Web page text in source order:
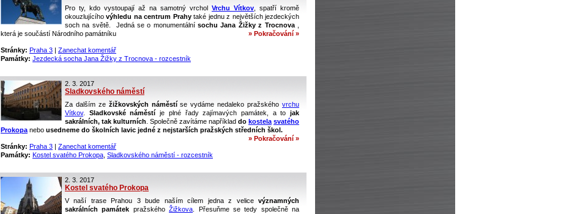
Pro ty, kdo vystoupají až na samotný vrchol Vrchu Vítkov , spatří kromě
okouzlujícíhovýhledu na centrum Prahytaké jednu z největších jezdeckých
soch na světě. Jedná se o monumentálnísochu Jana Žižky z Trocnova,
která je součástí Národního památníku
» Pokračování »
Stránky: Praha 3 | Zanechat komentář
Památky: Jezdecká socha Jana Žižky z Trocnova - rozcestník
2. 3. 2017
Sladkovského náměstí
Za dalším ze žižkovských náměstíse vydáme nedaleko pražskéhovrchu
Vítkov. Sladkovské náměstí je plné řady zajímavých památek, a tojak
sakrálních, tak kulturních . Společně zavítáme například do kostela svatého
Prokopa nebo usedneme do školních lavic jedné z nejstarších pražských středních škol.
» Pokračování »
Stránky: Praha 3 | Zanechat komentář
Památky: Kostel svatého Prokopa Sladkovského náměstí - rozcestník
2. 3. 2017
Kostel svatého Prokopa
V naší trase Prahou 3 bude naším cílem jedna z velice významných
sakrálních památek pražskéhoŽižkova . Přesuňme se tedy společně na